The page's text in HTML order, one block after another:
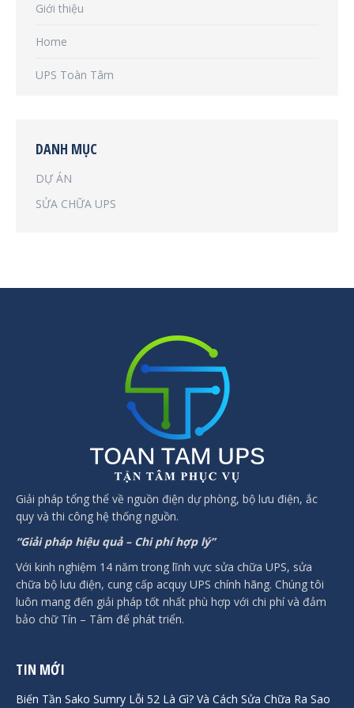
Giới thiệu
Home
UPS Toàn Tâm
DANH MỤC
DỰ ÁN
SỬA CHỮA UPS
Giải pháp tổng thể về nguồn điện dự phòng, bộ lưu điện, ắc
quy và thi công hệ thống nguồn.
“Giải pháp hiệu quả – Chi phí hợp lý”
Với kinh nghiệm 14 năm trong lĩnh vực sửa chữa UPS, sửa
chữa bộ lưu điện, cung cấp acquy UPS chính hãng. Chúng tôi
luôn mang đến giải pháp tốt nhất phù hợp với chi phí và đảm
bảo chữ Tín – Tâm để phát triển.
TIN MỚI
Biến Tần Sako Sumry Lỗi 52 Là Gì? Và Cách Sửa Chữa Ra Sao